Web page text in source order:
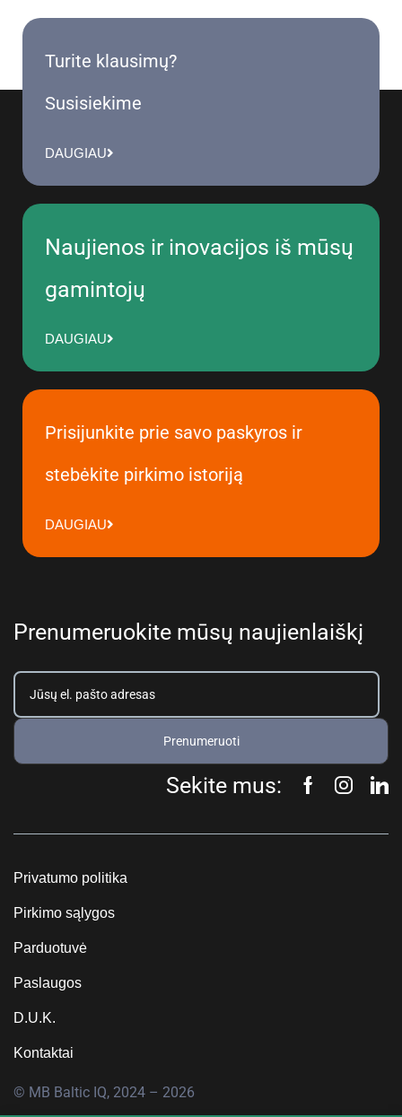
Turite klausimų?
Susisiekime
DAUGIAU
Naujienos ir inovacijos iš mūsų
gamintojų
DAUGIAU
Prisijunkite prie savo paskyros ir
stebėkite pirkimo istoriją
DAUGIAU
Prenumeruokite mūsų naujienlaiškį
Prenumeruoti
Sekite mus:
Privatumo politika
Pirkimo sąlygos
Parduotuvė
Paslaugos
D.U.K.
Kontaktai
© MB Baltic IQ, 2024 – 2026